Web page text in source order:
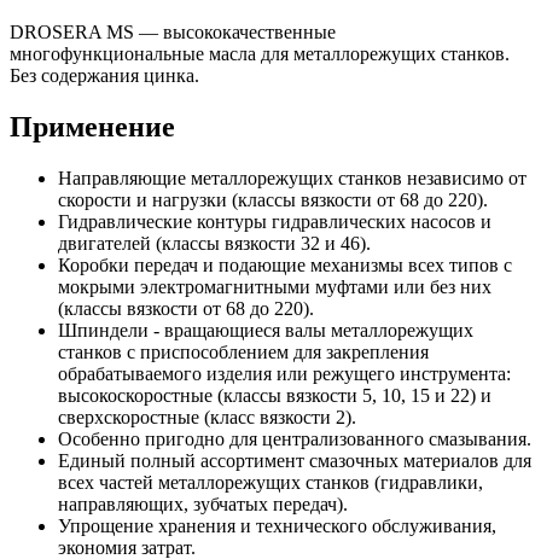
DROSERA MS — высококачественные
многофункциональные масла для металлорежущих станков.
Без содержания цинка.
Применение
Направляющие металлорежущих станков независимо от
скорости и нагрузки (классы вязкости от 68 до 220).
Гидравлические контуры гидравлических насосов и
двигателей (классы вязкости 32 и 46).
Коробки передач и подающие механизмы всех типов с
мокрыми электромагнитными муфтами или без них
(классы вязкости от 68 до 220).
Шпиндели - вращающиеся валы металлорежущих
станков с приспособлением для закрепления
обрабатываемого изделия или режущего инструмента:
высокоскоростные (классы вязкости 5, 10, 15 и 22) и
сверхскоростные (класс вязкости 2).
Особенно пригодно для централизованного смазывания.
Единый полный ассортимент смазочных материалов для
всех частей металлорежущих станков (гидравлики,
направляющих, зубчатых передач).
Упрощение хранения и технического обслуживания,
экономия затрат.